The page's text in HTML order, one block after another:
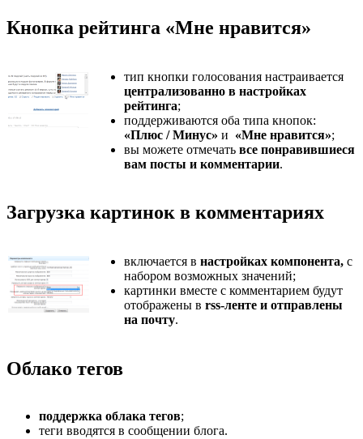
Кнопка рейтинга «Мне нравится»
тип кнопки голосования настраивается
централизованно в настройках
рейтинга;
поддерживаются оба типа кнопок:
«Плюс / Минус» и «Мне нравится»;
вы можете отмечать все понравившиеся
вам посты и комментарии.
Загрузка картинок в комментариях
включается в настройках компонента, с
набором возможных значений;
картинки вместе с комментарием будут
отображены в rss-ленте и отправлены
на почту.
Облако тегов
поддержка облака тегов;
теги вводятся в сообщении блога.